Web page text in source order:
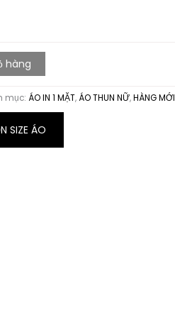
hàng
mục: ÁO IN 1 MẶT, ÁO THUN NỮ,HÀNG MỚI
SIZE ÁO